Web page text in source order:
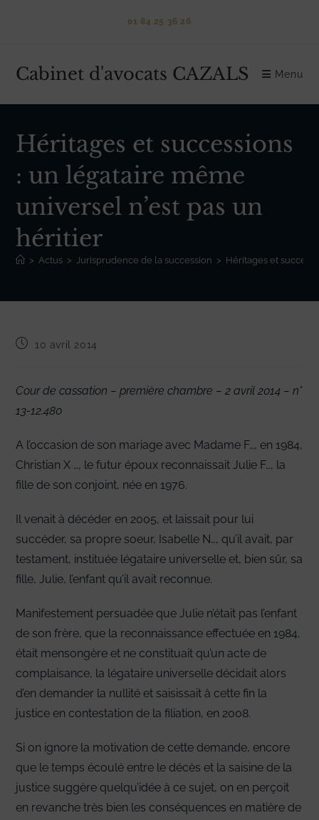
01 84 25 36 26
Cabinet d'avocats CAZALS Menu
Héritages et successions
: un légataire même
universel n’est pas un
héritier
> Actus > Jurisprudence de la succession > Héritages et
Publication
10 avril 2014
Cour de cassation – première chambre – 2 avril 2014 – n°
13-12.480
A l’occasion de son mariage avec Madame F…, en 1984,
Christian X …, le futur époux reconnaissait Julie F…, la
fille de son conjoint, née en 1976.
Il venait à décéder en 2005, et laissait pour lui
succéder, sa propre soeur, Isabelle N…, qu’il avait, par
testament, instituée légataire universelle et, bien sûr, sa
fille, Julie, l’enfant qu’il avait reconnue.
Manifestement persuadée que Julie n’était pas l’enfant
de son frère, que la reconnaissance effectuée en 1984,
était mensongère et ne constituait qu’un acte de
complaisance, la légataire universelle décidait alors
d’en demander la nullité et saisissait à cette fin la
justice en contestation de la filiation, en 2008.
Si on ignore la motivation de cette demande, encore
que le temps écoulé entre le décès et la saisine de la
justice suggère quelqu’idée à ce sujet, on en perçoit
en revanche très bien les conséquences en matière de